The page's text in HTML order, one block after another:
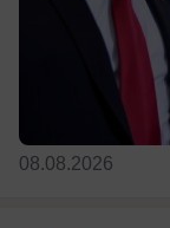
08.08.2026